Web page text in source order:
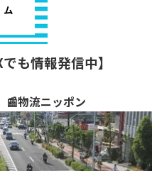
でも情報発信中】
📰物流ニッポン